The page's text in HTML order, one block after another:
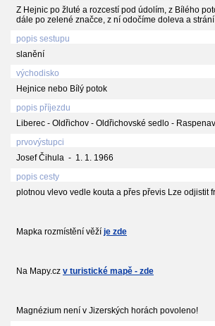
Z Hejnic po žluté a rozcestí pod údolím, z Bílého
dále po zelené značce, z ní odočíme doleva a
popis sestupu
slanění
východisko
Hejnice nebo Bílý potok
popis příjezdu
Liberec - Oldřichov - Oldřichovské sedlo -
prvovýstupci
Josef Čihula - 1. 1. 1966
popis cesty
plotnou vlevo vedle kouta a přes převis Lze odjistit
Mapka rozmístění věží je zde
Na Mapy.cz v turistické mapě - zde
Magnézium není v Jizerských horách povoleno!